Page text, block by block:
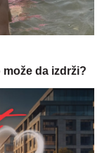
da izdrži?